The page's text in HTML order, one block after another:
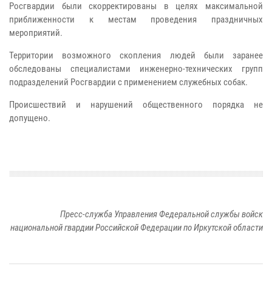
Росгвардии были скорректированы в целях максимальной
приближенности к местам проведения праздничных
мероприятий.
Территории возможного скопления людей были заранее
обследованы специалистами инженерно-технических групп
подразделений Росгвардии с применением служебных собак.
Происшествий и нарушений общественного порядка не
допущено.
Пресс-служба Управления Федеральной службы войск
национальной гвардии Российской Федерации по Иркутской области